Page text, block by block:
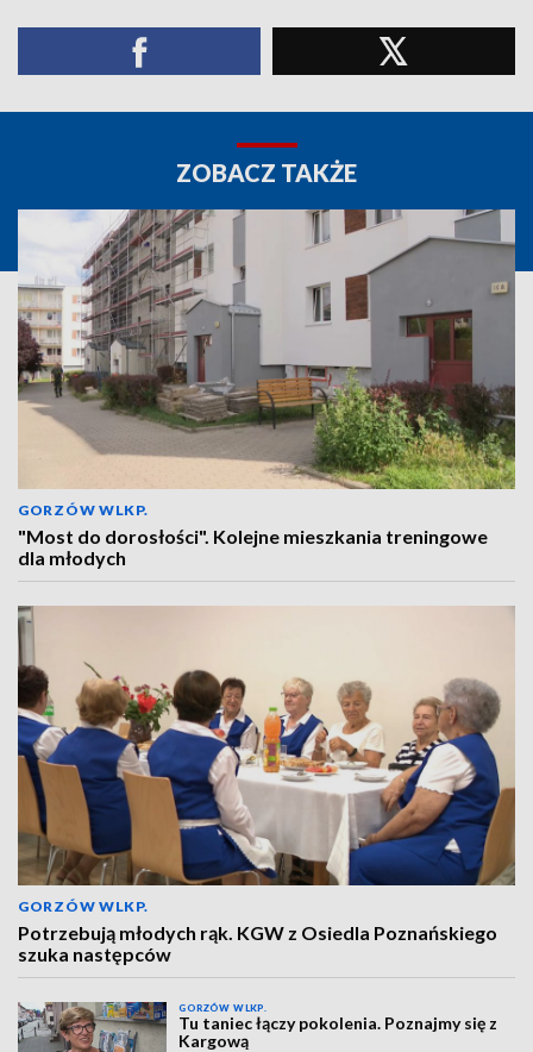
ZOBACZ TAKŻE
GORZÓW WLKP.
"Most do dorosłości". Kolejne mieszkania treningowe
dla młodych
GORZÓW WLKP.
Potrzebują młodych rąk. KGW z Osiedla Poznańskiego
szuka następców
GORZÓW WLKP.
Tu taniec łączy pokolenia. Poznajmy się z
Kargową